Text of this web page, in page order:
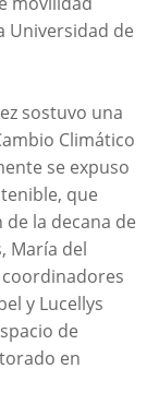
Universidad de
sostuvo una
Climático
se expuso
que
la decana de
María del
y Lucellys
de
en